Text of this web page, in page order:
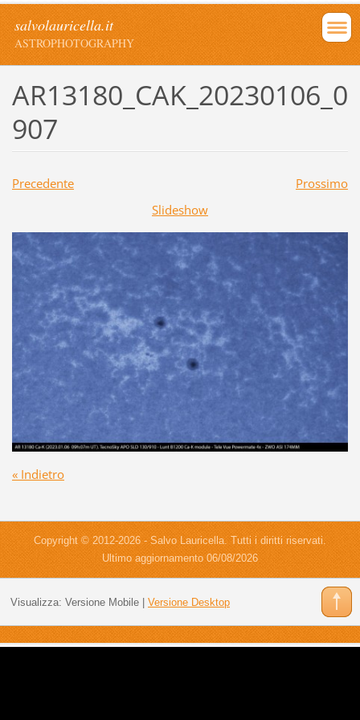
salvolauricella.it
ASTROPHOTOGRAPHY
AR13180_CAK_20230106_0
907
Precedente
Prossimo
Slideshow
« Indietro
Copyright © 2012-2026 - Salvo Lauricella. Tutti i diritti riservati.
Ultimo aggiornamento 06/08/2026
Visualizza: Versione Mobile| Versione Desktop